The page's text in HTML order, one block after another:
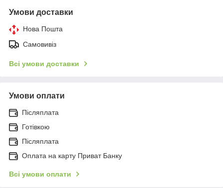
Умови доставки
Нова Пошта
Самовивіз
Всі умови доставки
Умови оплати
Післяплата
Готівкою
Післяплата
Оплата на карту Приват Банку
Всі умови оплати